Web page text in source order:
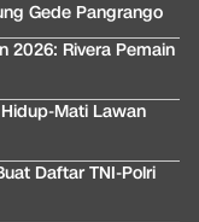
Gede Pangrango
2026: Rivera Pemain
Mati Lawan
Daftar TNI-Polri